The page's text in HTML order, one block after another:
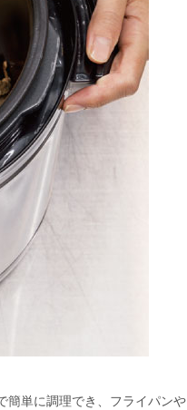
簡単に調理でき、フライパンや